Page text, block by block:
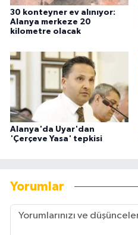
30 konteyner ev alınıyor:
Alanya merkeze 20
kilometre olacak
Alanya'da Uyar'dan
'Çerçeve Yasa' tepkisi
Yorumlar